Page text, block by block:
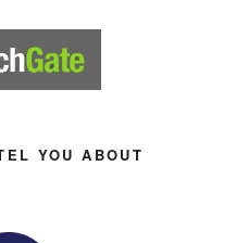
YOU ABOUT